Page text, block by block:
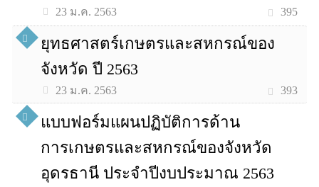
23 ม.ค. 2563 395
ยุทธศาสตร์เกษตรและสหกรณ์ของ
จังหวัด ปี 2563
23 ม.ค. 2563 393
แบบฟอร์มแผนปฏิบัติการด้าน
การเกษตรและสหกรณ์ของจังหวัด
อุดรธานี ประจำปีงบประมาณ 2563